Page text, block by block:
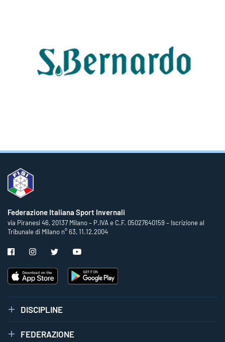
Federazione Italiana Sport Invernali
via Piranesi 46, 20137 Milano – P.IVA e C.F. 05027640159 – Iscrizione al
Tribunale di Milano n° 63, 11.12.2004
DISCIPLINE
FEDERAZIONE